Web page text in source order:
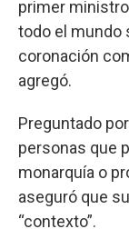
primer
todo el mundo
coronación
agregó.
Preguntado
personas que
monarquía o
aseguró que
“contexto”.